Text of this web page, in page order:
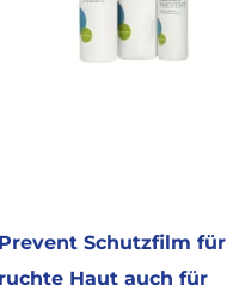
Schutzfilm für
Haut auch für